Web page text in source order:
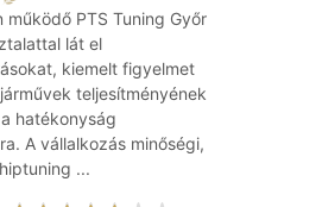
működő PTS Tuning Győr
lát el
kiemelt figyelmet
teljesítményének
hatékonyság
A vállalkozás minőségi,
...